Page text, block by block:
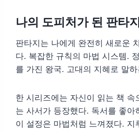
나의 도피처가 된 판타
판타지는 나에게 완전히 새로운
다. 복잡한 규칙의 마법 시스템.
를 가진 왕국. 고대의 지혜로 말
한 시리즈에는 자신이 읽는 책 속
는 사서가 등장했다. 독서를 좋아
이 설정은 마법처럼 느껴졌다. 지